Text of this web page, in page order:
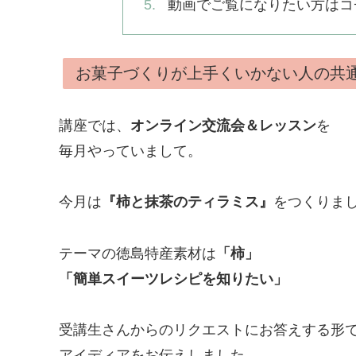
動画でご覧になりたい方はコ
お菓子づくりが上手くいかない人の共
講座では、 オンライン交流会＆レッスンを
毎月やっていまして。
今月は 『柿と抹茶のティラミス』 をつくりま
テーマの徳島特産素材は 「柿」
「簡単スイーツレシピを知りたい」
受講生さんからのリクエストにお答えする形